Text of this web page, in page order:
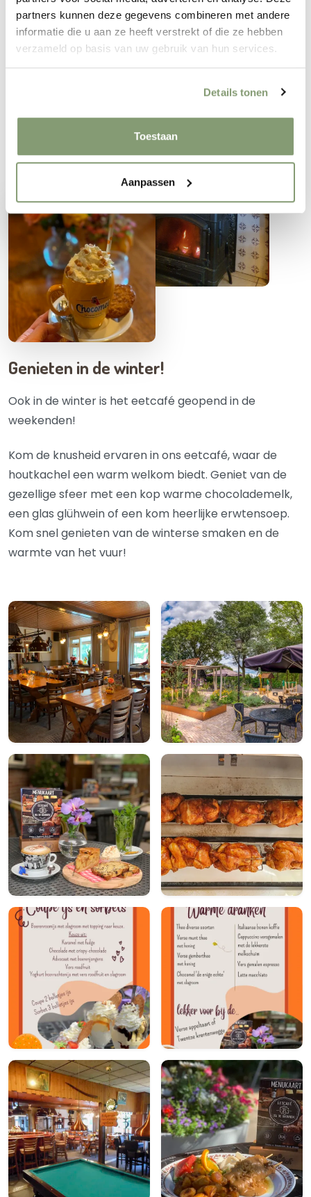
partners kunnen deze gegevens combineren met andere
informatie die u aan ze heeft verstrekt of die ze hebben
verzameld op basis van uw gebruik van hun services.
Details tonen
Toestaan
Aanpassen
cafetariasnacks afhalen.
Genieten in de winter!
Ook in de winter is het eetcafé geopend in de
weekenden!
Kom de knusheid ervaren in ons eetcafé, waar de
houtkachel een warm welkom biedt. Geniet van de
gezellige sfeer met een kop warme chocolademelk,
een glas glühwein of een kom heerlijke erwtensoep.
Kom snel genieten van de winterse smaken en de
warmte van het vuur!